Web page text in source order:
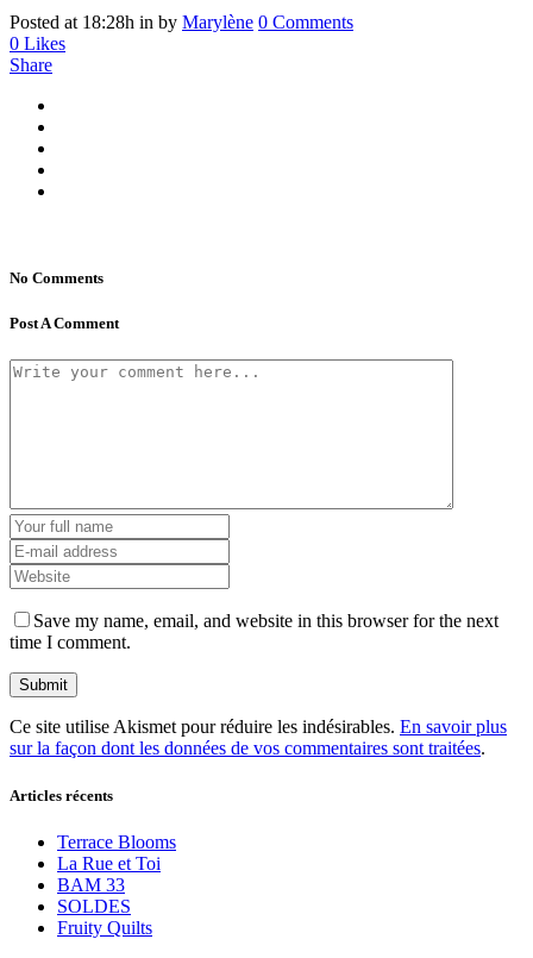
Posted at 18:28h in by Marylène 0 Comments
0 Likes
Share
No Comments
Post A Comment
Save my name, email, and website in this browser for the next
time I comment.
Ce site utilise Akismet pour réduire les indésirables. En savoir plus
sur la façon dont les données de vos commentaires sont traitées.
Articles récents
Terrace Blooms
La Rue et Toi
BAM 33
SOLDES
Fruity Quilts